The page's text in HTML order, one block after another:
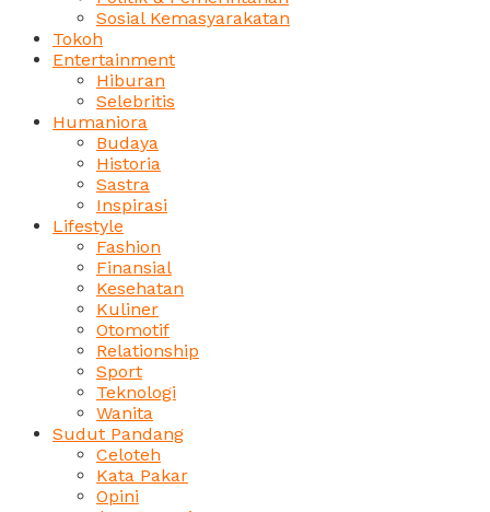
Sosial Kemasyarakatan
Tokoh
Entertainment
Hiburan
Selebritis
Humaniora
Budaya
Historia
Sastra
Inspirasi
Lifestyle
Fashion
Finansial
Kesehatan
Kuliner
Otomotif
Relationship
Sport
Teknologi
Wanita
Sudut Pandang
Celoteh
Kata Pakar
Opini